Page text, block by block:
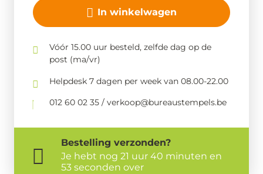
In winkelwagen
Vóór 15.00 uur besteld, zelfde dag op de
post (ma/vr)
Helpdesk 7 dagen per week van 08.00-22.00
012 60 02 35 / verkoop@bureaustempels.be
Bestelling verzonden?
Je hebt nog 21 uur 40 minuten en
52 seconden over